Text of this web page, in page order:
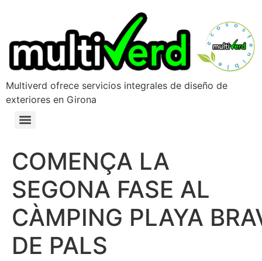
Multiverd ofrece servicios integrales de diseño de
exteriores en Girona
COMENÇA LA
SEGONA FASE AL
CÀMPING PLAYA
DE PALS